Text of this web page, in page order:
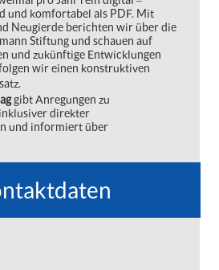
und komfortabel als PDF. Mit
Neugierde berichten wir über die
Stiftung und schauen auf
und zukünftige Entwicklungen
wir einen konstruktiven
gibt Anregungen zu
direkter
und informiert über